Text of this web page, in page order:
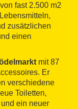
fast 2.500 m2
zusätzlichen
einen
mit 87
Er
verschiedene
Toiletten,
ein neuer